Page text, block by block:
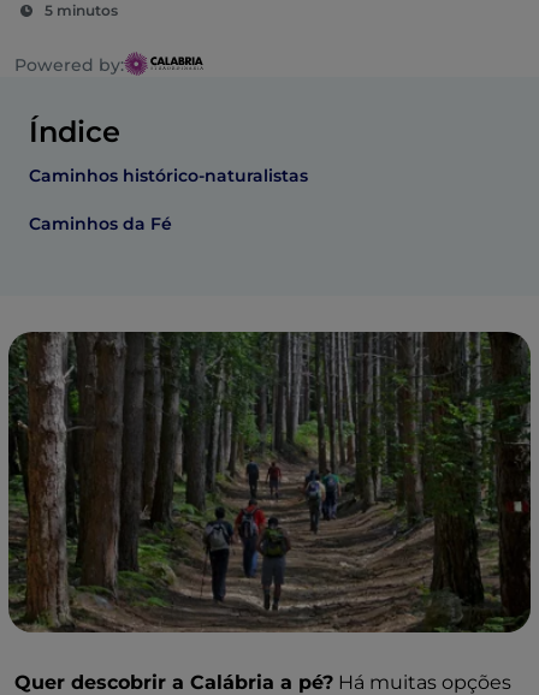
5 minutos
Powered by:
Índice
Caminhos histórico-naturalistas
Caminhos da Fé
Quer descobrir a Calábria a pé? Há muitas opções